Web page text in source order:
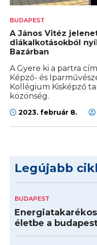
BUDAPEST
A János Vitéz
diákalkotásokból
Bazárban
A Gyere ki a partra
Képző- és
Kollégium Kisképző
közönség.
2023. február 8.
Legújabb
BUDAPEST
életbe a